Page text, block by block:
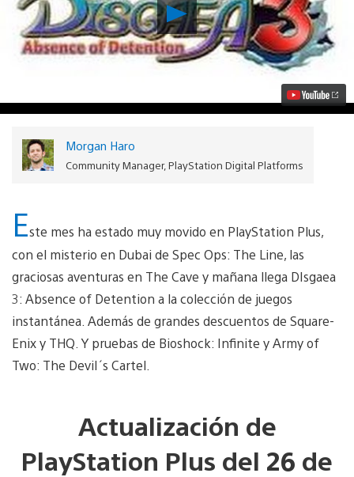
Reproducir
Actualización
de
PlayStation
Plus:
para
Video
Morgan Haro
Community Manager, PlayStation Digital Platforms
Este mes ha estado muy movido en PlayStation Plus,
con el misterio en Dubai de Spec Ops: The Line, las
graciosas aventuras en The Cave y mañana llega DIsgaea
3: Absence of Detention a la colección de juegos
instantánea. Además de grandes descuentos de Square-
Enix y THQ. Y pruebas de Bioshock: Infinite y Army of
Two: The Devil´s Cartel.
Actualización de
PlayStation Plus del 26 de